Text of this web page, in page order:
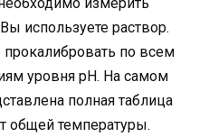
используете раствор.
по всем
уровня pH. На самом
полная таблица
общей температуры.